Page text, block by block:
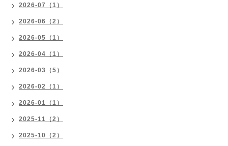
2026-07（1）
2026-06（2）
2026-05（1）
2026-04（1）
2026-03（5）
2026-02（1）
2026-01（1）
2025-11（2）
2025-10（2）